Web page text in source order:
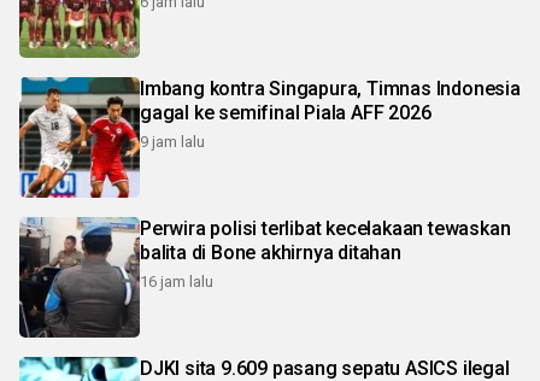
Imbang kontra Singapura, Timnas Indonesia
gagal ke semifinal Piala AFF 2026
9 jam lalu
Perwira polisi terlibat kecelakaan tewaskan
balita di Bone akhirnya ditahan
16 jam lalu
DJKI sita 9.609 pasang sepatu ASICS ilegal